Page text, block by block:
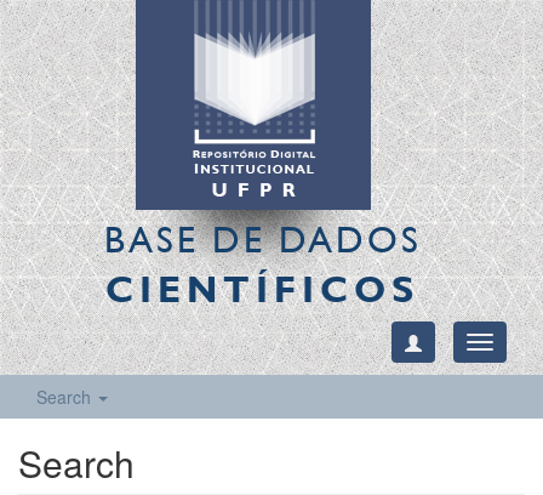
BASE DE DADOS
CIENTÍFICOS
Toggle
Search
Search